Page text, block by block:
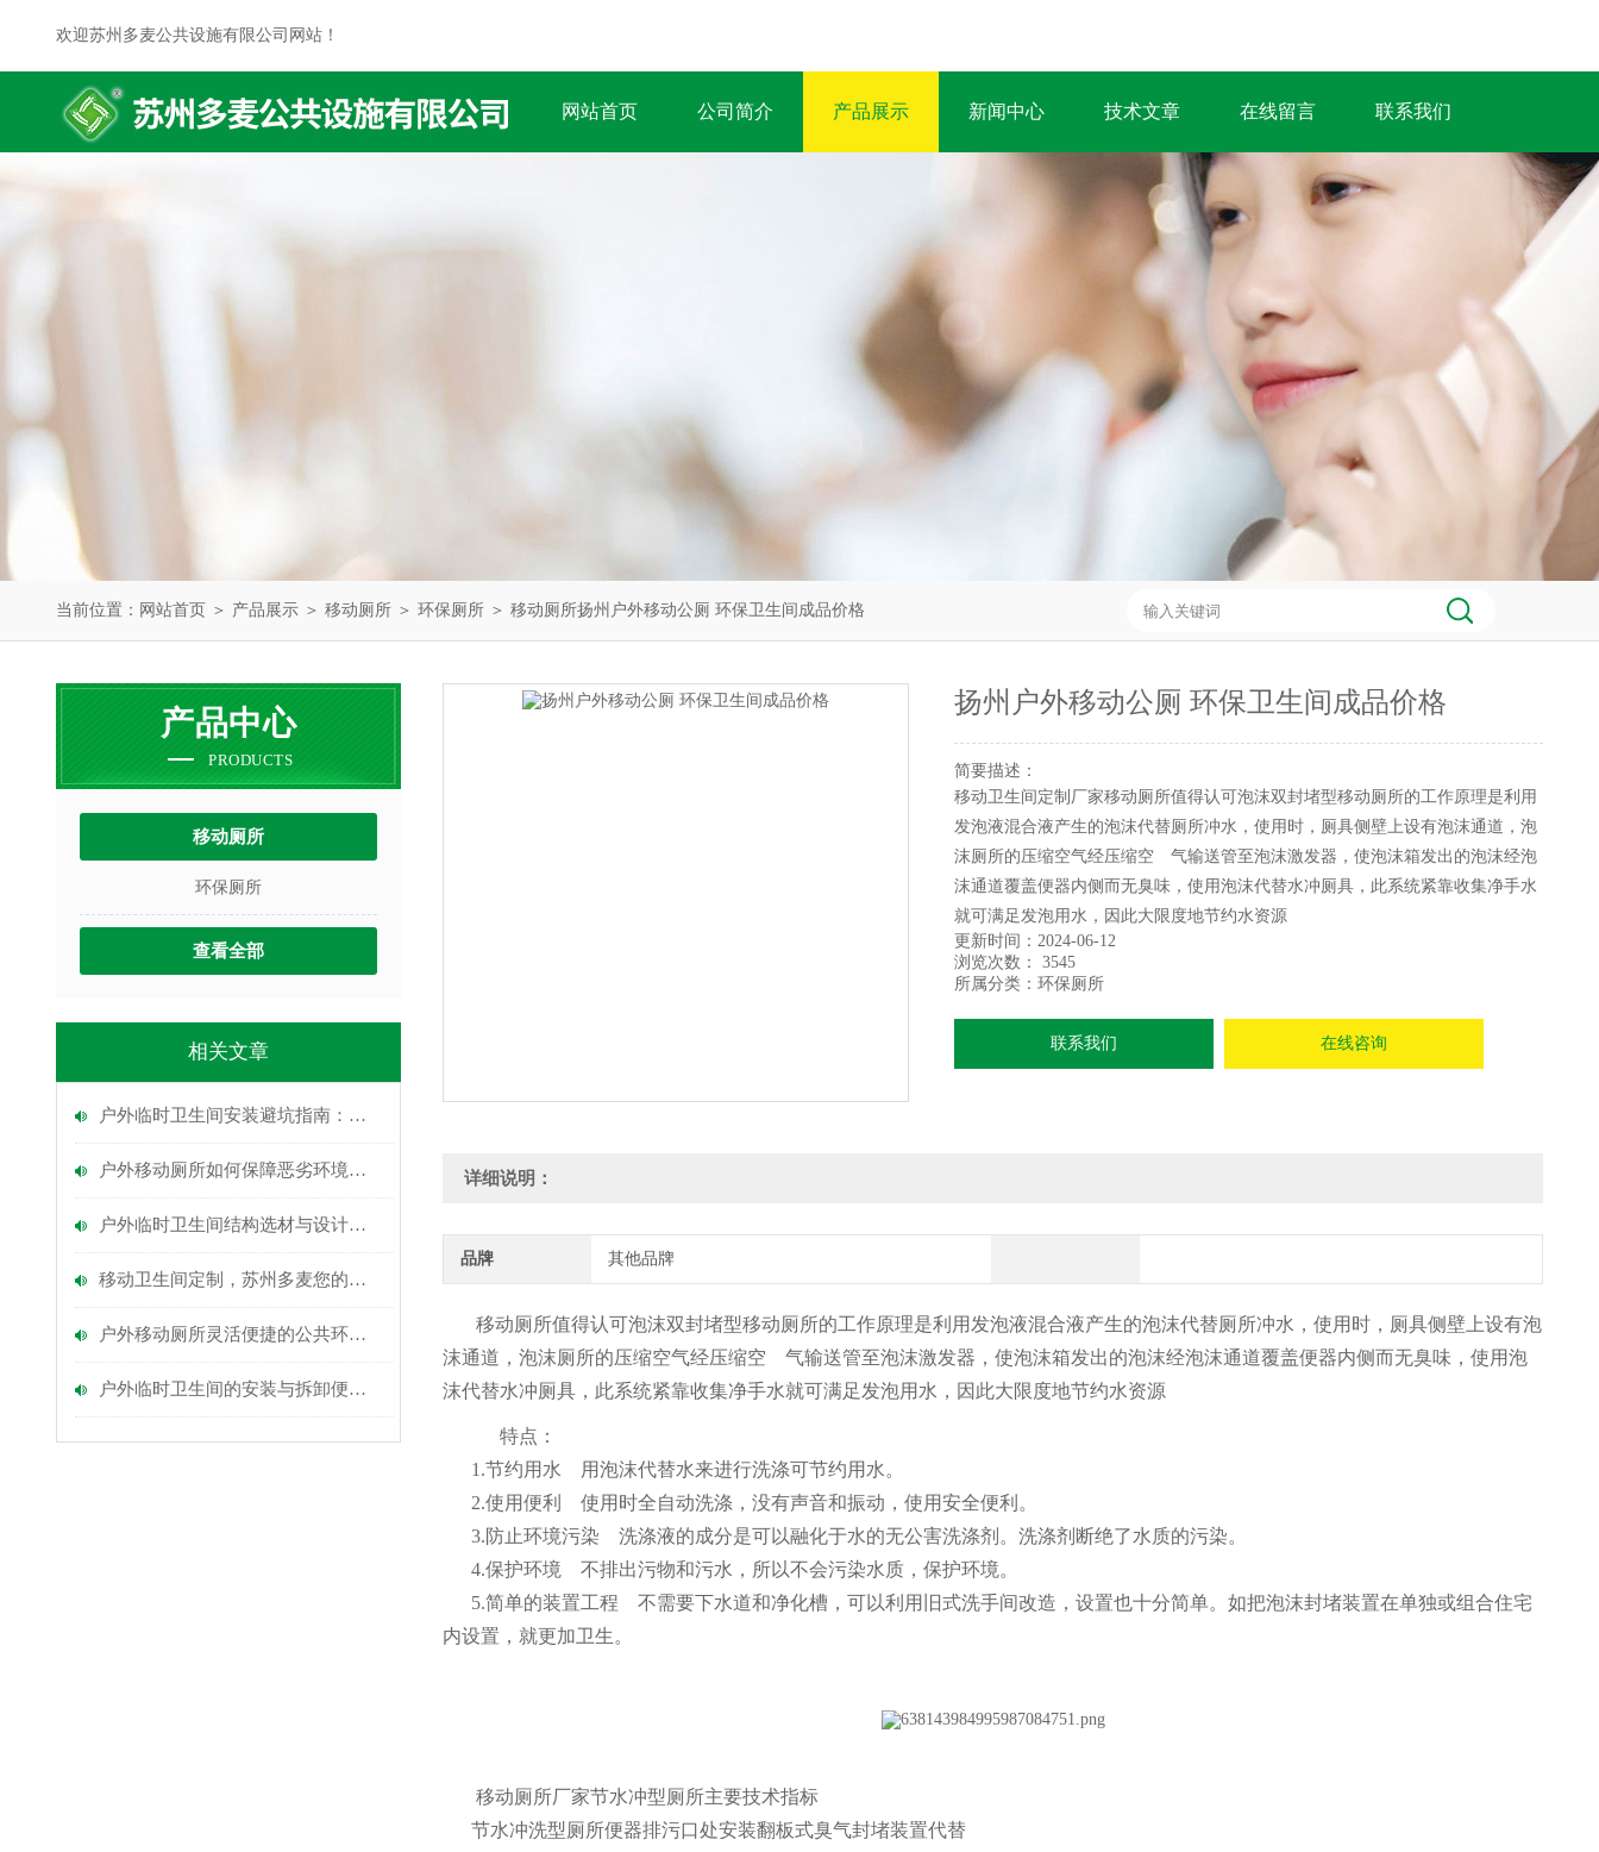
欢迎苏州多麦公共设施有限公司网站！
网站首页 公司简介 产品展示 新闻中心 技术文章 在线留言 联系我们
当前位置： 网站首页 ＞ 产品展示 ＞ 移动厕所 ＞ 环保厕所 ＞ 移动厕所扬州户外移动公厕 环保卫生间成品价格
产品中心
PRODUCTS
移动厕所
环保厕所
查看全部
相关文章
户外临时卫生间安装避坑指南：地基处理、排污接口、防风固定这4点做错就白搭！
户外移动厕所如何保障恶劣环境下的安全？
户外临时卫生间结构选材与设计原理分析
移动卫生间定制，苏州多麦您的专业选择
户外移动厕所灵活便捷的公共环卫新选择
户外临时卫生间的安装与拆卸便利性
扬州户外移动公厕 环保卫生间成品价格
简要描述：
移动卫生间定制厂家移动厕所值得认可泡沫双封堵型移动厕所的工作原理是利用
发泡液混合液产生的泡沫代替厕所冲水，使用时，厕具侧壁上设有泡沫通道，泡
沫厕所的压缩空气经压缩空 气输送管至泡沫激发器，使泡沫箱发出的泡沫经泡
沫通道覆盖便器内侧而无臭味，使用泡沫代替水冲厕具，此系统紧靠收集净手水
就可满足发泡用水，因此大限度地节约水资源
更新时间： 2024-06-12
浏览次数：
3545
所属分类： 环保厕所
联系我们 在线咨询
详细说明：
品牌 其他品牌
移动厕所值得认可泡沫双封堵型移动厕所的工作原理是利用发泡液混合液产生的泡沫代替厕所冲水，使用时，厕具侧壁上设有泡
沫通道，泡沫厕所的压缩空气经压缩空 气输送管至泡沫激发器，使泡沫箱发出的泡沫经泡沫通道覆盖便器内侧而无臭味，使用泡
沫代替水冲厕具，此系统紧靠收集净手水就可满足发泡用水，因此大限度地节约水资源
特点：
1.节约用水 用泡沫代替水来进行洗涤可节约用水。
2.使用便利 使用时全自动洗涤，没有声音和振动，使用安全便利。
3.防止环境污染 洗涤液的成分是可以融化于水的无公害洗涤剂。洗涤剂断绝了水质的污染。
4.保护环境 不排出污物和污水，所以不会污染水质，保护环境。
5.简单的装置工程 不需要下水道和净化槽，可以利用旧式洗手间改造，设置也十分简单。如把泡沫封堵装置在单独或组合住宅
内设置，就更加卫生。
移动厕所厂家节水冲型厕所主要技术指标
节水冲洗型厕所便器排污口处安装翻板式臭气封堵装置代替